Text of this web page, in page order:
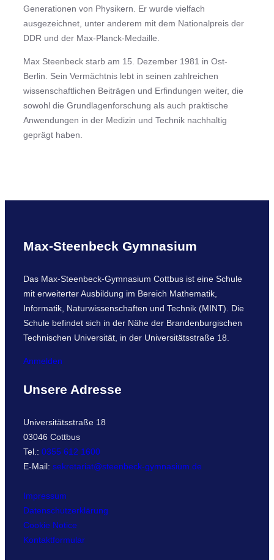
Generationen von Physikern. Er wurde vielfach
ausgezeichnet, unter anderem mit dem Nationalpreis der
DDR und der Max-Planck-Medaille.
Max Steenbeck starb am 15. Dezember 1981 in Ost-
Berlin. Sein Vermächtnis lebt in seinen zahlreichen
wissenschaftlichen Beiträgen und Erfindungen weiter, die
sowohl die Grundlagenforschung als auch praktische
Anwendungen in der Medizin und Technik nachhaltig
geprägt haben.
Max-Steenbeck Gymnasium
Das Max-Steenbeck-Gymnasium Cottbus ist eine Schule
mit erweiterter Ausbildung im Bereich Mathematik,
Informatik, Naturwissenschaften und Technik (MINT). Die
Schule befindet sich in der Nähe der Brandenburgischen
Technischen Universität, in der Universitätsstraße 18.
Anmelden
Unsere Adresse
Universitätsstraße 18
03046 Cottbus
Tel.: 0355 612 1600
E-Mail: sekretariat@steenbeck-gymnasium.de
Impressum
Datenschutzerklärung
Cookie Notice
Kontaktformular